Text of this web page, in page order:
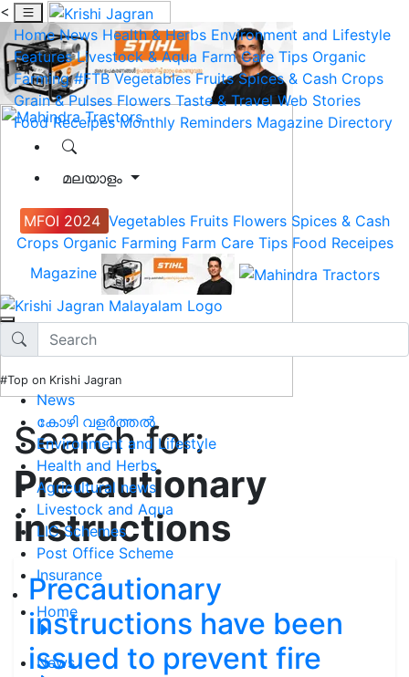
<
Home News Health & Herbs Environment and Lifestyle
Features Livestock & Aqua Farm Care Tips Organic
Farming #FTB Vegetables Fruits Spices & Cash Crops
Grain & Pulses Flowers Taste & Travel Web Stories
Food Receipes Monthly Reminders Magazine Directory
മലയാളം
MFOI 2024 Vegetables Fruits Flowers Spices & Cash
Crops Organic Farming Farm Care Tips Food Receipes
Magazine
#Top on Krishi Jagran
News
കോഴി വളർത്തൽ
Environment and Lifestyle
Health and Herbs
Agricultural news
Livestock and Aqua
LIC Schemes
Post Office Scheme
Insurance
Home
News
Search for:
Precautionary
instructions
Precautionary
instructions have been
issued to prevent fire